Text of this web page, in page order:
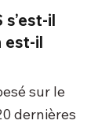
il
est-il
sur le
dernières